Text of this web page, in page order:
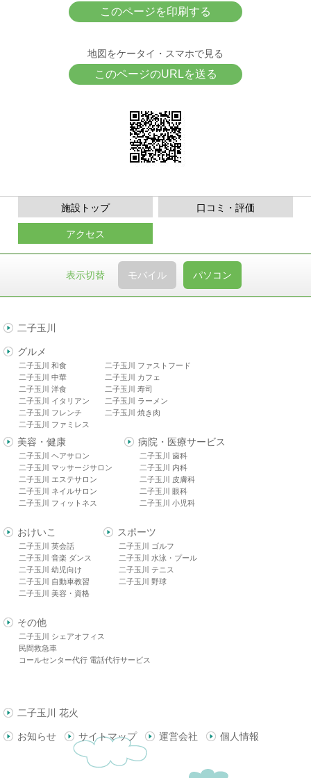
このページを印刷する
地図をケータイ・スマホで見る
このページのURLを送る
施設トップ 口コミ・評価
アクセス
表示切替 モバイル パソコン
二子玉川
グルメ
二子玉川 和食
二子玉川 中華
二子玉川 洋食
二子玉川 イタリアン
二子玉川 フレンチ
二子玉川 ファミレス
二子玉川 ファストフード
二子玉川 カフェ
二子玉川 寿司
二子玉川 ラーメン
二子玉川 焼き肉
美容・健康
二子玉川 ヘアサロン
二子玉川 マッサージサロン
二子玉川 エステサロン
二子玉川 ネイルサロン
二子玉川 フィットネス
病院・医療サービス
二子玉川 歯科
二子玉川 内科
二子玉川 皮膚科
二子玉川 眼科
二子玉川 小児科
おけいこ
二子玉川 英会話
二子玉川 音楽 ダンス
二子玉川 幼児向け
二子玉川 自動車教習
二子玉川 美容・資格
スポーツ
二子玉川 ゴルフ
二子玉川 水泳・プール
二子玉川 テニス
二子玉川 野球
その他
二子玉川 シェアオフィス
民間救急車
コールセンター代行 電話代行サービス
二子玉川 花火
お知らせ サイトマップ 運営会社 個人情報